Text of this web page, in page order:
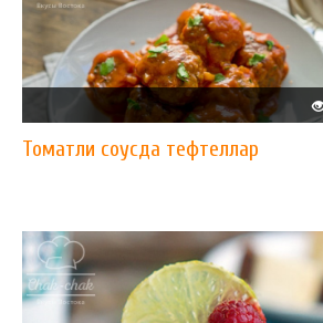
Томатли соусда тефтеллар